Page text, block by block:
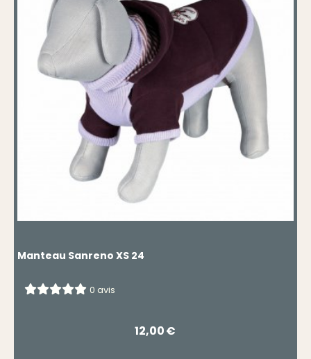
Manteau Sanreno XS 24
0 avis
12,00€